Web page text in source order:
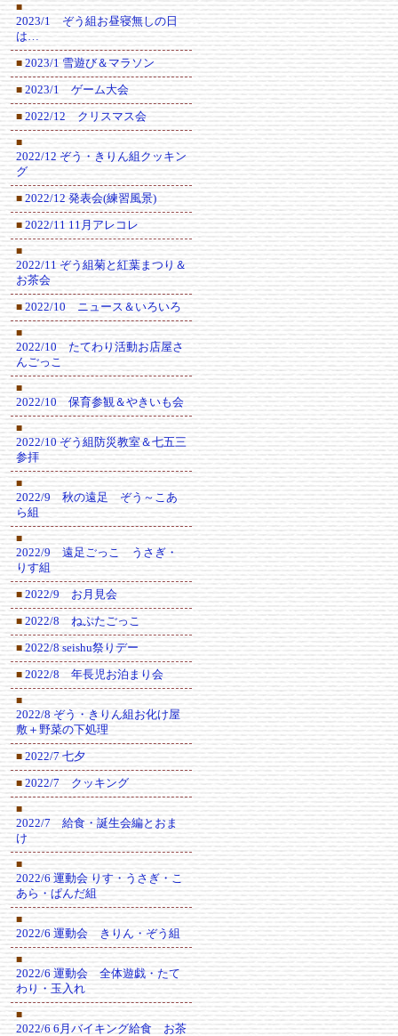
■
2023/1 ぞう組お昼寝無しの日
は…
■ 2023/1 雪遊び＆マラソン
■ 2023/1 ゲーム大会
■ 2022/12 クリスマス会
■
2022/12 ぞう・きりん組クッキン
グ
■ 2022/12 発表会(練習風景)
■ 2022/11 11月アレコレ
■
2022/11 ぞう組菊と紅葉まつり＆
お茶会
■ 2022/10 ニュース＆いろいろ
■
2022/10 たてわり活動お店屋さ
んごっこ
■
2022/10 保育参観＆やきいも会
■
2022/10 ぞう組防災教室＆七五三
参拝
■
2022/9 秋の遠足 ぞう～こあ
ら組
■
2022/9 遠足ごっこ うさぎ・
りす組
■ 2022/9 お月見会
■ 2022/8 ねぷたごっこ
■ 2022/8 seishu祭りデー
■ 2022/8 年長児お泊まり会
■
2022/8 ぞう・きりん組お化け屋
敷＋野菜の下処理
■ 2022/7 七夕
■ 2022/7 クッキング
■
2022/7 給食・誕生会編とおま
け
■
2022/6 運動会 りす・うさぎ・こ
あら・ぱんだ組
■
2022/6 運動会 きりん・ぞう組
■
2022/6 運動会 全体遊戯・たて
わり・玉入れ
■
2022/6 6月バイキング給食 お茶